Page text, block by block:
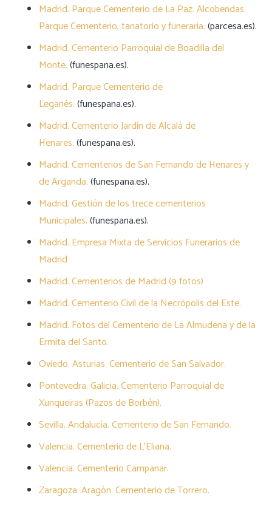
Madrid. Parque Cementerio de La Paz. Alcobendas.
Parque Cementerio, tanatorio y funeraria.(parcesa.es).
Madrid. Cementerio Parroquial de Boadilla del
Monte.(funespana.es).
Madrid. Parque Cementerio de
Leganés.(funespana.es).
Madrid. Cementerio Jardín de Alcalá de
Henares.(funespana.es).
Madrid. Cementerios de San Fernando de Henares y
de Arganda.(funespana.es).
Madrid. Gestión de los trece cementerios
Municipales.(funespana.es).
Madrid. Empresa Mixta de Servicios Funerarios de
Madrid
Madrid. Cementerios de Madrid (9 fotos)
Madrid. Cementerio Civil de la Necrópolis del Este.
Madrid. Fotos del Cementerio de La Almudena y de la
Ermita del Santo.
Oviedo. Asturias. Cementerio de San Salvador.
Pontevedra. Galicia. Cementerio Parroquial de
Xunqueiras (Pazos de Borbén).
Sevilla. Andalucía. Cementerio de San Fernando.
Valencia. Cementerio de L’Eliana.
Valencia. Cementerio Campanar.
Zaragoza. Aragón. Cementerio de Torrero.